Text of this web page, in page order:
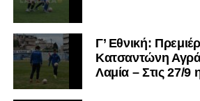
Γ’ Εθνική:
Κατσαντώνη
Λαμία – Στις 27/9